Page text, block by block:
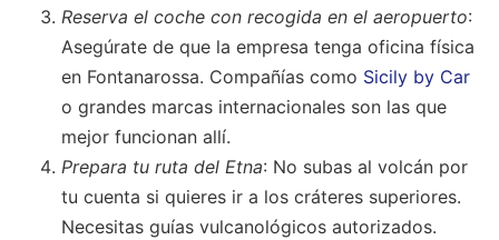
Reserva el coche con recogida en el aeropuerto:
Asegúrate de que la empresa tenga oficina física
en Fontanarossa. Compañías como Sicily by Car
o grandes marcas internacionales son las que
mejor funcionan allí.
Prepara tu ruta del Etna: No subas al volcán por
tu cuenta si quieres ir a los cráteres superiores.
Necesitas guías vulcanológicos autorizados.